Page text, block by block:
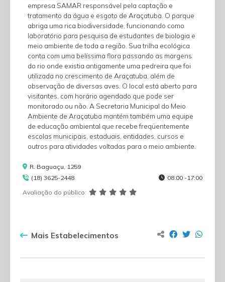
empresa SAMAR responsável pela captação e
tratamento da água e esgoto de Araçatuba. O parque
abriga uma rica biodiversidade, funcionando como
laboratório para pesquisa de estudantes de biologia e
meio ambiente de toda a região. Sua trilha ecológica
conta com uma belíssima flora passando as margens
do rio onde existia antigamente uma pedreira que foi
utilizada no crescimento de Araçatuba, além de
observação de diversas aves. O local está aberto para
visitantes, com horário agendado que pode ser
monitorado ou não. A Secretaria Municipal do Meio
Ambiente de Araçatuba mantém também uma equipe
de educação ambiental que recebe freqüentemente
escolas municipais, estaduais, entidades, cursos e
outros para atividades voltadas para o meio ambiente.
R. Baguaçu, 1259
(18) 3625-2448
08:00 -17:00
Avaliação do público:
Mais Estabelecimentos